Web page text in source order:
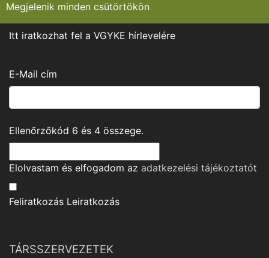
Megjelenik minden csütörtökön
Itt iratkozhat fel a VGYKE hírlevelére
E-Mail cím
Ellenőrzőkód 6 és 4 összege.
Elolvastam és elfogadom az adatkezelési tájékoztatót
Feliratkozás Leiratkozás
TÁRSSZERVEZETEK